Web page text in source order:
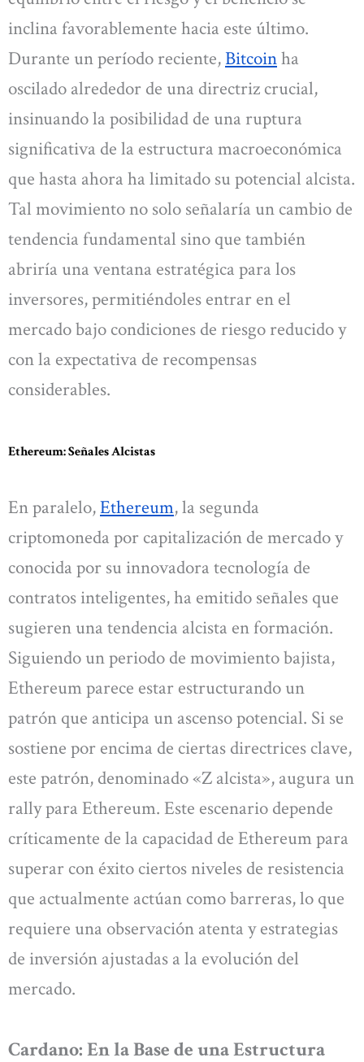
inclina favorablemente hacia este último.
Durante un período reciente,Bitcoinha
oscilado alrededor de una directriz crucial,
insinuando la posibilidad de una ruptura
significativa de la estructura macroeconómica
que hasta ahora ha limitado su potencial alcista.
Tal movimiento no solo señalaría un cambio de
tendencia fundamental sino que también
abriría una ventana estratégica para los
inversores, permitiéndoles entrar en el
mercado bajo condiciones de riesgo reducido y
con la expectativa de recompensas
considerables.
Ethereum: Señales Alcistas
En paralelo,Ethereum, la segunda
criptomoneda por capitalización de mercado y
conocida por su innovadora tecnología de
contratos inteligentes, ha emitido señales que
sugieren una tendencia alcista en formación.
Siguiendo un periodo de movimiento bajista,
Ethereum parece estar estructurando un
patrón que anticipa un ascenso potencial. Si se
sostiene por encima de ciertas directrices clave,
este patrón, denominado «Z alcista», augura un
rally para Ethereum. Este escenario depende
críticamente de la capacidad de Ethereum para
superar con éxito ciertos niveles de resistencia
que actualmente actúan como barreras, lo que
requiere una observación atenta y estrategias
de inversión ajustadas a la evolución del
mercado.
Cardano: En la Base de una Estructura